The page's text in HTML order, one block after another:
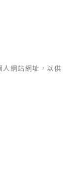
人網站網址，以供